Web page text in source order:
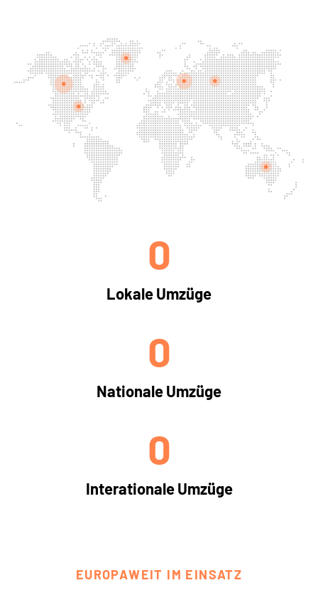
Lokale Umzüge
0
Nationale Umzüge
0
Interationale Umzüge
0
EUROPAWEIT IM EINSATZ